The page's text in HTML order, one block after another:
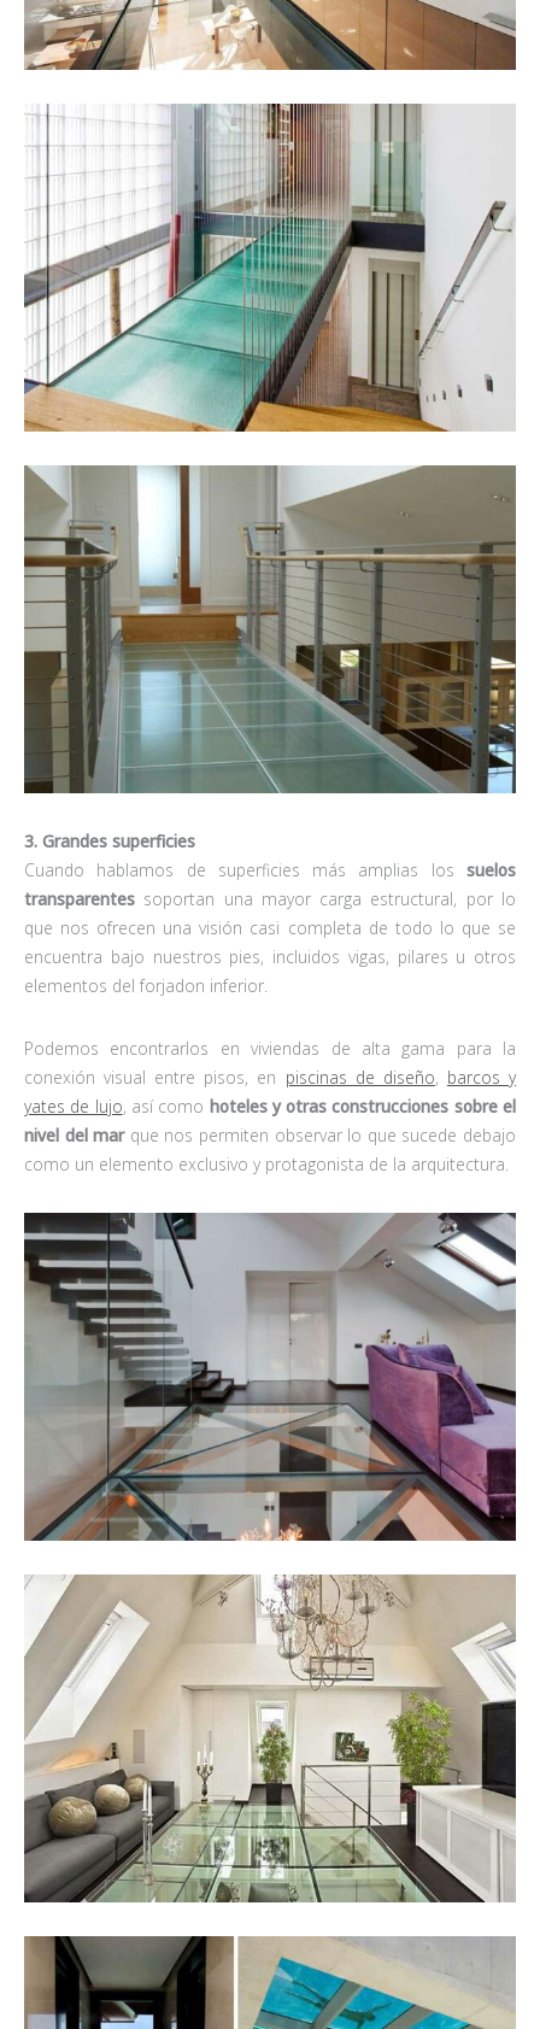
3. Grandes superficies
Cuando hablamos de superficies más amplias los suelos
transparentes soportan una mayor carga estructural, por lo
que nos ofrecen una visión casi completa de todo lo que se
encuentra bajo nuestros pies, incluidos vigas, pilares u otros
elementos del forjadon inferior.
Podemos encontrarlos en viviendas de alta gama para la
conexión visual entre pisos, en piscinas de diseño, barcos y
yates de lujo, así como hoteles y otras construcciones sobre el
nivel del marque nos permiten observar lo que sucede debajo
como un elemento exclusivo y protagonista de la arquitectura.